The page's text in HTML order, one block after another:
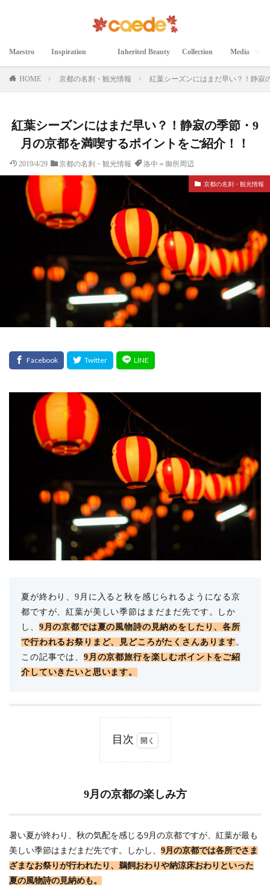
Maestro
マエストロ
Inspiration
インスピレーション
Inherited Beauty
継承された美
Collection
コレクション
Media
メディア掲載
HOME 京都の名刹・観光情報 紅葉シーズンにはまだ早い？！静寂
紅葉シーズンにはまだ早い？！静寂の季節・9
月の京都を満喫するポイントをご紹介！！
2019/4/29 京都の名刹・観光情報 洛中＝御所周辺
京都の名刹・観光情報
夏が終わり、9月に入ると秋を感じられるようになる京
都ですが、紅葉が美しい季節はまだまだ先です。しか
し、 9月の京都では夏の風物詩の見納めをしたり、各所
で行われるお祭りまど、見どころがたくさんあります。
この記事では、 9月の京都旅行を楽しむポイントをご紹
介していきたいと思います。
目次
京
都
し
み
方
9月の京都の楽しみ方
暑い夏が終わり、秋の気配を感じる9月の京都ですが、紅葉が最も
美しい季節はまだまだ先です。しかし、 9月の京都では各所でさま
ざまなお祭りが行われたり、鵜飼おわりや納涼床おわりといった
夏の風物詩の見納めも。